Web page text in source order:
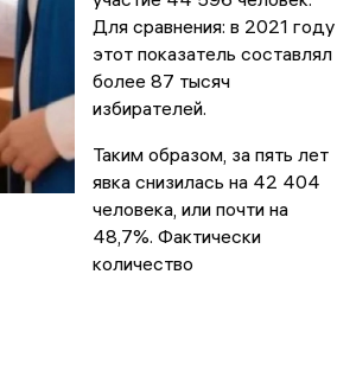
Для сравнения: в 2021 году
этот показатель составлял
более 87 тысяч
избирателей.
Таким образом, за пять лет
явка снизилась на 42 404
человека, или почти на
48,7%. Фактически
количество